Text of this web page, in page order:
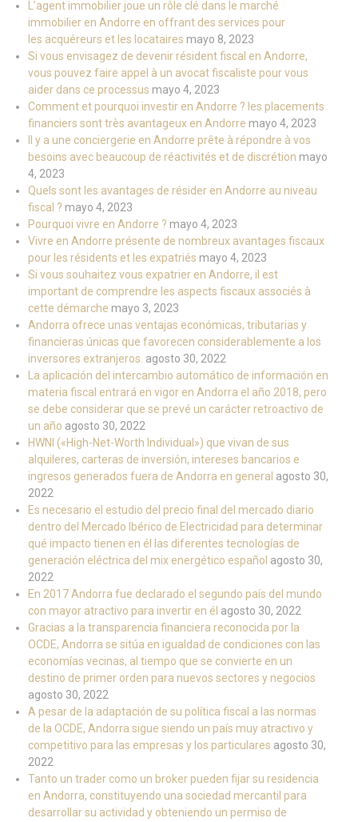
L’agent immobilier joue un rôle clé dans le marché
immobilier en Andorre en offrant des services pour
les acquéreurs et les locataires mayo 8, 2023
Si vous envisagez de devenir résident fiscal en Andorre,
vous pouvez faire appel à un avocat fiscaliste pour vous
aider dans ce processus mayo 4, 2023
Comment et pourquoi investir en Andorre ? les placements
financiers sont très avantageux en Andorre mayo 4, 2023
Il y a une conciergerie en Andorre prête à répondre à vos
besoins avec beaucoup de réactivités et de discrétion mayo
4, 2023
Quels sont les avantages de résider en Andorre au niveau
fiscal ? mayo 4, 2023
Pourquoi vivre en Andorre ? mayo 4, 2023
Vivre en Andorre présente de nombreux avantages fiscaux
pour les résidents et les expatriés mayo 4, 2023
Si vous souhaitez vous expatrier en Andorre, il est
important de comprendre les aspects fiscaux associés à
cette démarche mayo 3, 2023
Andorra ofrece unas ventajas económicas, tributarias y
financieras únicas que favorecen considerablemente a los
inversores extranjeros. agosto 30, 2022
La aplicación del intercambio automático de información en
materia fiscal entrará en vigor en Andorra el año 2018, pero
se debe considerar que se prevé un carácter retroactivo de
un año agosto 30, 2022
HWNI («High-Net-Worth Individual») que vivan de sus
alquileres, carteras de inversión, intereses bancarios e
ingresos generados fuera de Andorra en general agosto 30,
2022
Es necesario el estudio del precio final del mercado diario
dentro del Mercado Ibérico de Electricidad para determinar
qué impacto tienen en él las diferentes tecnologías de
generación eléctrica del mix energético español agosto 30,
2022
En 2017 Andorra fue declarado el segundo país del mundo
con mayor atractivo para invertir en él agosto 30, 2022
Gracias a la transparencia financiera reconocida por la
OCDE, Andorra se sitúa en igualdad de condiciones con las
economías vecinas, al tiempo que se convierte en un
destino de primer orden para nuevos sectores y negocios
agosto 30, 2022
A pesar de la adaptación de su política fiscal a las normas
de la OCDE, Andorra sigue siendo un país muy atractivo y
competitivo para las empresas y los particulares agosto 30,
2022
Tanto un trader como un broker pueden fijar su residencia
en Andorra, constituyendo una sociedad mercantil para
desarrollar su actividad y obteniendo un permiso de